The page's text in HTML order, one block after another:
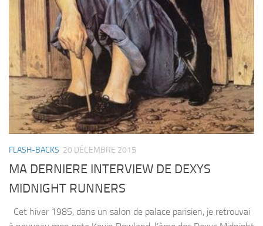
FLASH-BACKS 20 DÉCEMBRE 2015
MA DERNIERE INTERVIEW DE DEXYS
MIDNIGHT RUNNERS
Cet hiver 1985, dans un salon de palace parisien, je retrouvai